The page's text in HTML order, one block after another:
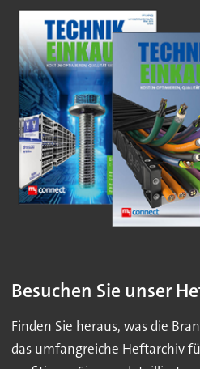
Besuchen Sie unser
Finden Sie heraus, was die
das umfangreiche Heftarchiv